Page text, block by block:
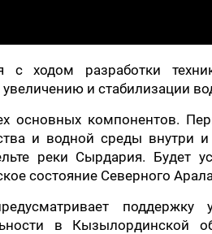
с ходом разработки
увеличению и стабилизации
основных компонентов.
и водной среды внутри
реки Сырдария. Будет
состояние Северного
поддержку
в Кызылординской